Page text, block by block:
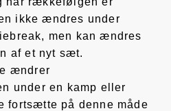
ikke ændres under
men kan ændres
af et nyt sæt.
ændrer
under en kamp eller
fortsætte på denne måde